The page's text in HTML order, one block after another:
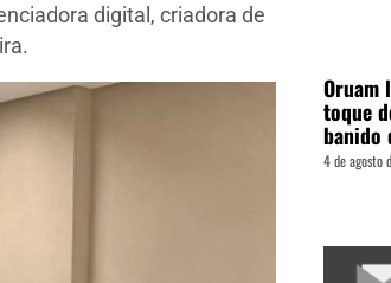
digital, criadora de
Oruam
toque
banido
4 de agosto